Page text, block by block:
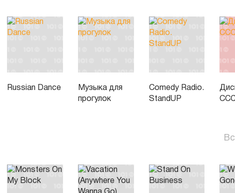
Russian Dance
Музыка для
прогулок
Comedy Radio.
StandUP